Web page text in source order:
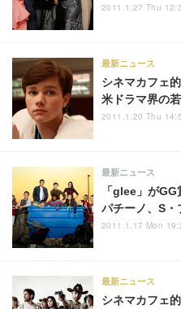
2011.1.27 Thu
シネマカフェ
米ドラマ界の
最新ニュース
2011.1.20 Thu
「glee」が
パチーノ、S・
最新ニュース
2011.1.17 Mon
シネマカフェ
最新ニュース